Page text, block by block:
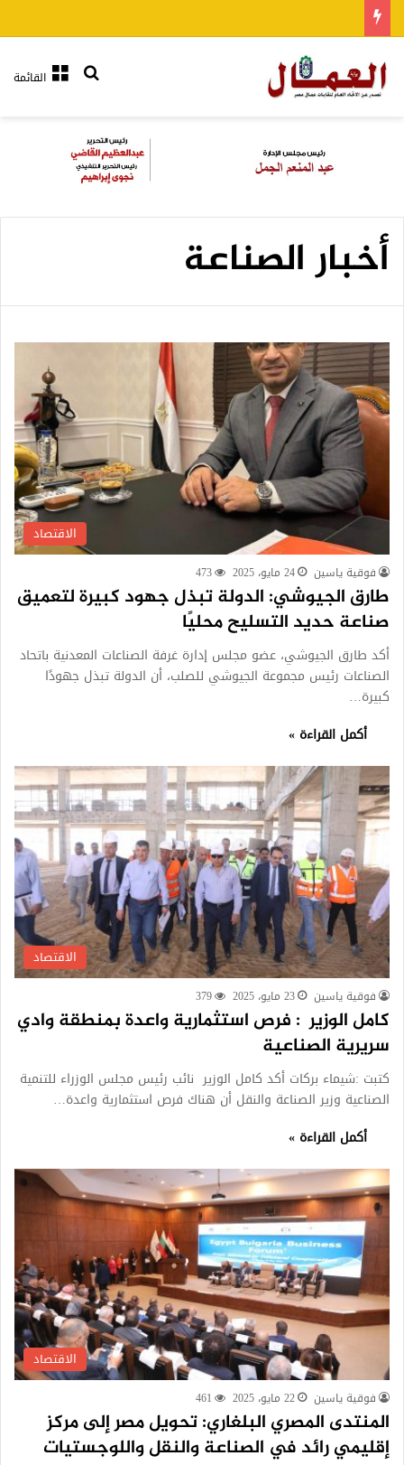
القائمةبحث عن
أخبار الصناعة
الاقتصاد
فوقية ياسين 24 مايو، 2025 473
طارق الجيوشي: الدولة تبذل جهود كبيرة لتعميق
صناعة حديد التسليح محليًا
أكد طارق الجيوشي، عضو مجلس إدارة غرفة الصناعات المعدنية باتحاد
الصناعات رئيس مجموعة الجيوشي للصلب، أن الدولة تبذل جهودًا
كبيرة…
أكمل القراءة »
الاقتصاد
فوقية ياسين 23 مايو، 2025 379
كامل الوزير : فرص استثمارية واعدة بمنطقة وادي
سريرية الصناعية
كتبت :شيماء بركات أكد كامل الوزير نائب رئيس مجلس الوزراء للتنمية
الصناعية وزير الصناعة والنقل أن هناك فرص استثمارية واعدة…
أكمل القراءة »
الاقتصاد
فوقية ياسين 22 مايو، 2025 461
المنتدى المصري البلغاري: تحويل مصر إلى مركز
إقليمي رائد في الصناعة والنقل واللوجستيات